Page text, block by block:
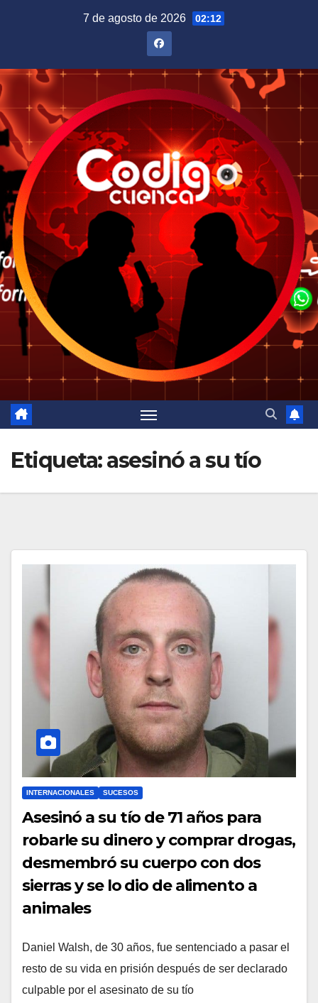
7 de agosto de 2026 02:12
Etiqueta:asesinó a su tío
INTERNACIONALES SUCESOS
Asesinó a su tío de 71 años para
robarle su dinero y comprar drogas,
desmembró su cuerpo con dos
sierras y se lo dio de alimento a
animales
Daniel Walsh, de 30 años, fue sentenciado a pasar el
resto de su vida en prisión después de ser declarado
culpable por el asesinato de su tío